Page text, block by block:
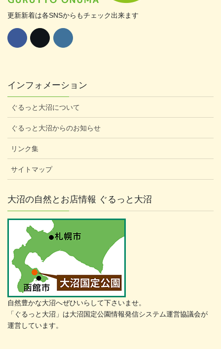
更新新着は各SNSからもチェック出来ます
インフォメーション
ぐるっと大沼について
ぐるっと大沼からのお知らせ
リンク集
サイトマップ
大沼の自然とお店情報 ぐるっと大沼
自然豊かな大沼へぜひいらして下さいませ。
「ぐるっと大沼」は大沼国定公園情報発信システム運営協議会が
運営しています。